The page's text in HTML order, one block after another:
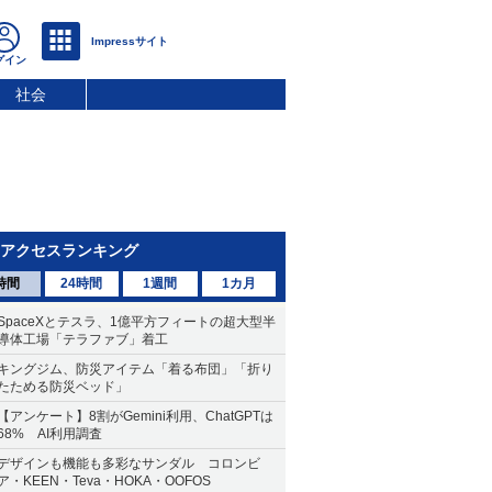
社会
アクセスランキング
間 24時間 1週間 1カ月
とテスラ、1億平方フィートの超大型半
体工場「テラファブ」着工
ングジム、防災アイテム「着る布団」「折り
ためる防災ベッド」
アンケート】8割がGemini利用、ChatGPTは
AI利用調査
ザインも機能も多彩なサンダル コロンビ
・KEEN・Teva・HOKA・OOFOS